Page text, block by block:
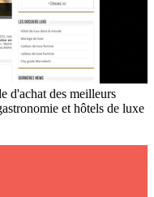
d'achat des meilleurs
et hôtels de luxe